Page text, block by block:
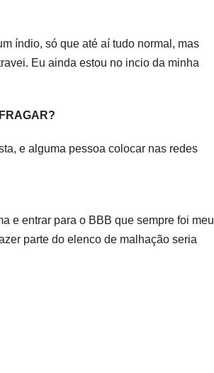
índio, só que até aí tudo normal, mas
Eu ainda estou no incio da minha
e alguma pessoa colocar nas redes
e entrar para o BBB que sempre foi meu
parte do elenco de malhação seria